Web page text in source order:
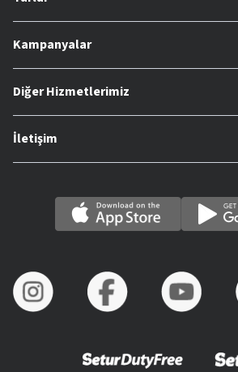
Kampanyalar
Diğer Hizmetlerimiz
İletişim